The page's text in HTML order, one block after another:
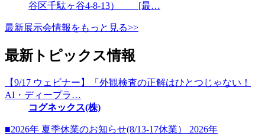
谷区千駄ヶ谷4-8-13） [最…
最新展示会情報をもっと見る>>
最新トピックス情報
【9/17 ウェビナー】「外観検査の正解はひとつじゃない！
AI・ディープラ…
コグネックス(株)
■2026年 夏季休業のお知らせ(8/13-17休業） 2026年